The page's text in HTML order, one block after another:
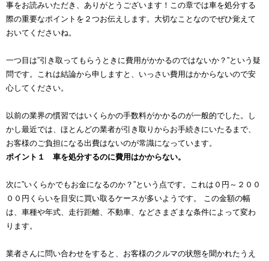
事をお読みいただき、ありがとうございます！この章では車を処分する
際の重要なポイントを２つお伝えします。大切なことなのでぜひ覚えて
おいてくださいね。
一つ目は”引き取ってもらうときに費用がかかるのではないか？”という疑
問です。これは結論から申しますと、いっさい費用はかからないので安
心してください。
以前の業界の慣習ではいくらかの手数料がかかるのが一般的でした。し
かし最近では、ほとんどの業者が引き取りからお手続きにいたるまで、
お客様のご負担になる出費はないのが常識になっています。
ポイント１ 車を処分するのに費用はかからない。
次に”いくらかでもお金になるのか？”という点です。これは０円～２００
００円くらいを目安に買い取るケースが多いようです。 この金額の幅
は、車種や年式、走行距離、不動車、などさまざまな条件によって変わ
ります。
業者さんに問い合わせをすると、お客様のクルマの状態を聞かれたうえ